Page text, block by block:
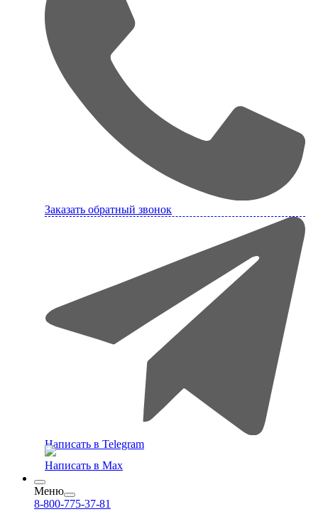
Заказать обратный звонок
Написать в Telegram
Написать в Max
Меню
8-800-775-37-81